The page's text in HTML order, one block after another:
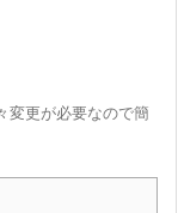
変更が必要なので簡